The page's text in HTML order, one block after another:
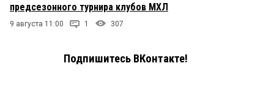
предсезонного турнира клубов МХЛ
9 августа 11:00 1 307
Подпишитесь ВКонтакте!